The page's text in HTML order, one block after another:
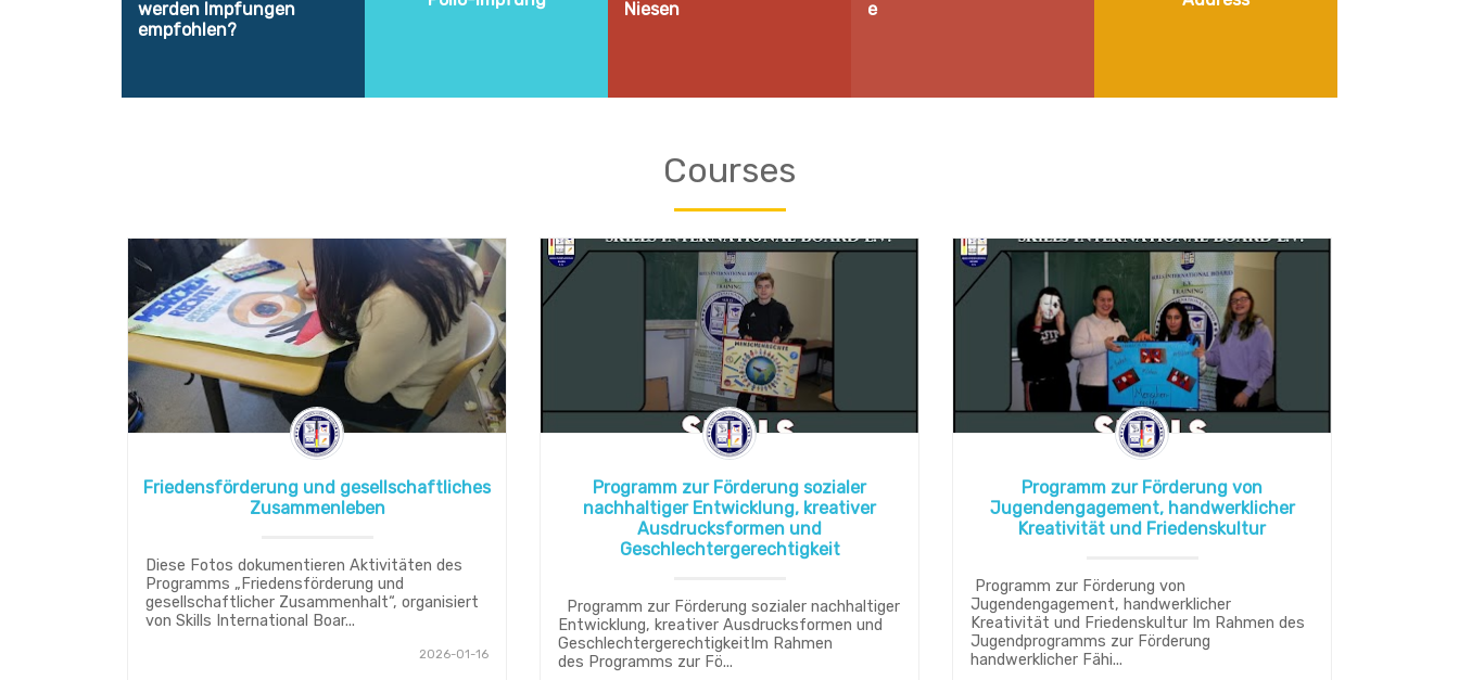
werden Impfungen
empfohlen?
Niesen
e
Courses
Friedensförderung und gesellschaftliches
Zusammenleben
Diese Fotos dokumentieren Aktivitäten des
Programms „Friedensförderung und
gesellschaftlicher Zusammenhalt“, organisiert
von Skills International Boar...
2026-01-16
Programm zur Förderung sozialer
nachhaltiger Entwicklung, kreativer
Ausdrucksformen und
Geschlechtergerechtigkeit
Programm zur Förderung sozialer nachhaltiger
Entwicklung, kreativer Ausdrucksformen und
GeschlechtergerechtigkeitIm Rahmen
des Programms zur Fö...
Programm zur Förderung von
Jugendengagement, handwerklicher
Kreativität und Friedenskultur
Programm zur Förderung von
Jugendengagement, handwerklicher
Kreativität und Friedenskultur Im Rahmen des
Jugendprogramms zur Förderung
handwerklicher Fähi...